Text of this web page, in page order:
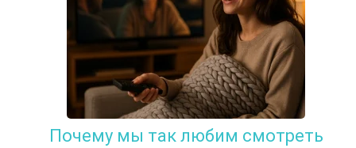
Почему мы так любим смотреть